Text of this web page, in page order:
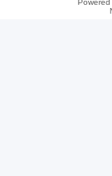
Powered